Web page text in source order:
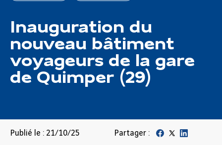
Inauguration du
nouveau bâtiment
voyageurs de la gare
de Quimper (29)
Publié le : 21/10/25 Partager :